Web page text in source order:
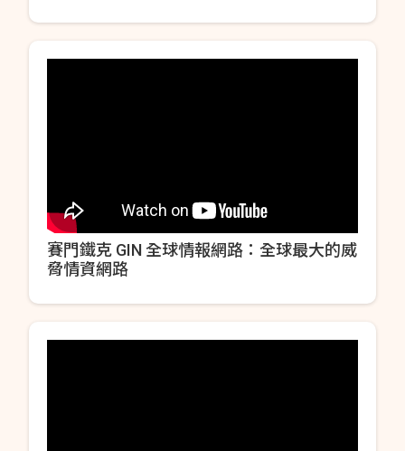
賽門鐵克 GIN 全球情報網路：全球最大的威
脅情資網路